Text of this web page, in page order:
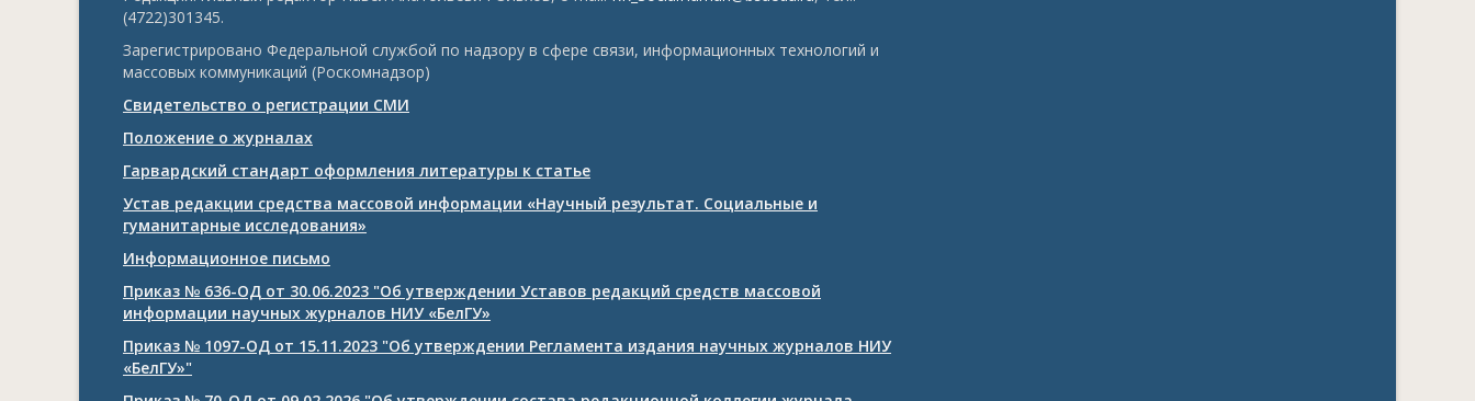
(4722)301345.
Зарегистрировано Федеральной службой по надзору в сфере связи, информационных технологий и
массовых коммуникаций (Роскомнадзор)
Свидетельство о регистрации СМИ
Положение о журналах
Гарвардский стандарт оформления литературы к статье
Устав редакции средства массовой информации «Научный результат. Социальные и
гуманитарные исследования»
Информационное письмо
Приказ № 636-ОД от 30.06.2023 "Об утверждении Уставов редакций средств массовой
информации научных журналов НИУ «БелГУ»
Приказ № 1097-ОД от 15.11.2023 "Об утверждении Регламента издания научных журналов НИУ
«БелГУ»"